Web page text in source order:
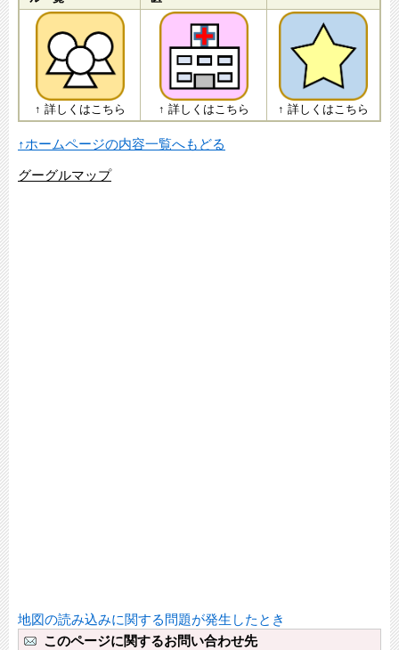
↑ 詳しくはこちら ↑ 詳しくはこちら ↑ 詳しくはこちら
↑ホームページの内容一覧へもどる
グーグルマップ
地図の読み込みに関する問題が発生したとき
このページに関するお問い合わせ先